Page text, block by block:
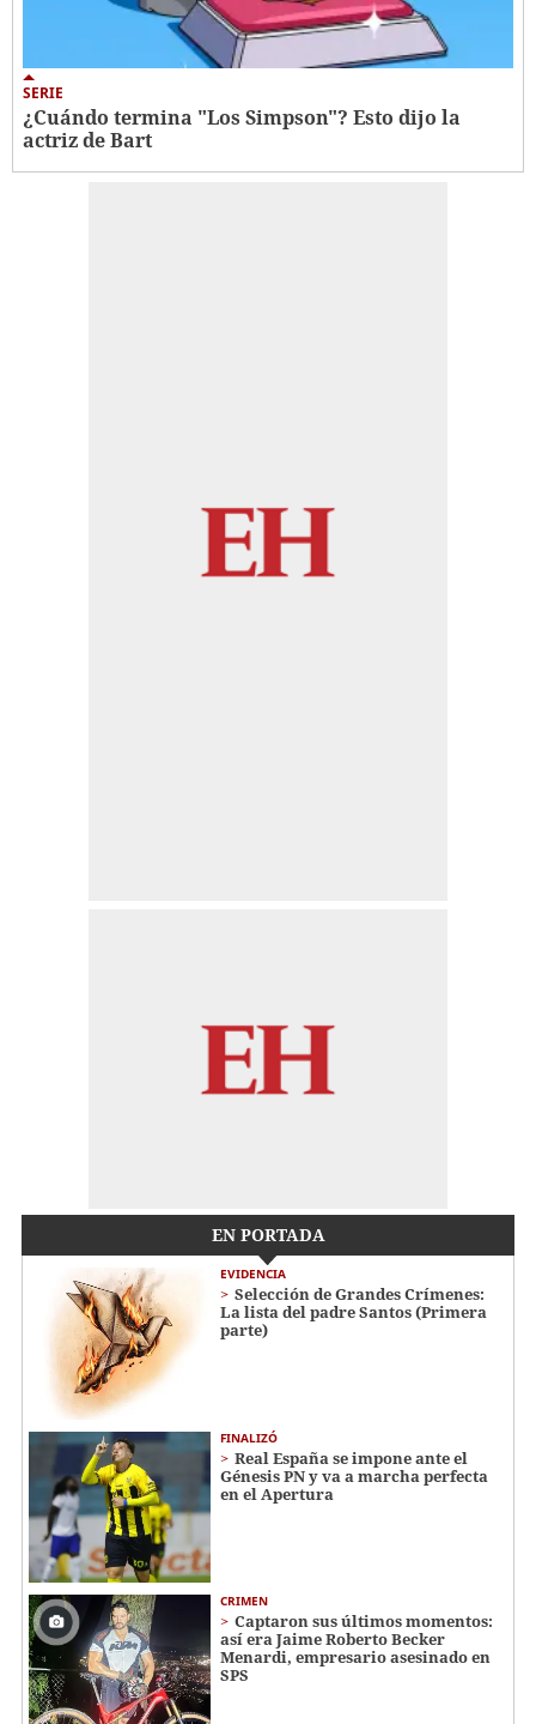
SERIE
¿Cuándo termina "Los Simpson"? Esto dijo la
actriz de Bart
EN PORTADA
EVIDENCIA
Selección de Grandes Crímenes:
La lista del padre Santos (Primera
parte)
FINALIZÓ
Real España se impone ante el
Génesis PN y va a marcha perfecta
en el Apertura
CRIMEN
Captaron sus últimos momentos:
así era Jaime Roberto Becker
Menardi​​​, empresario asesinado en
SPS